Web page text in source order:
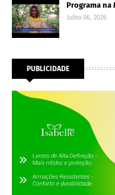
Programa na
Julho 06, 2026
PUBLICIDADE